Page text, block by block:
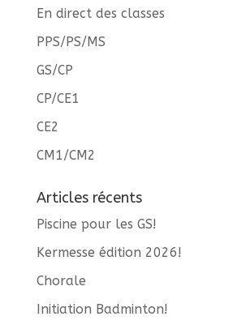
En direct des classes
PPS/PS/MS
GS/CP
CP/CE1
CE2
CM1/CM2
Articles récents
Piscine pour les GS!
Kermesse édition 2026!
Chorale
Initiation Badminton!